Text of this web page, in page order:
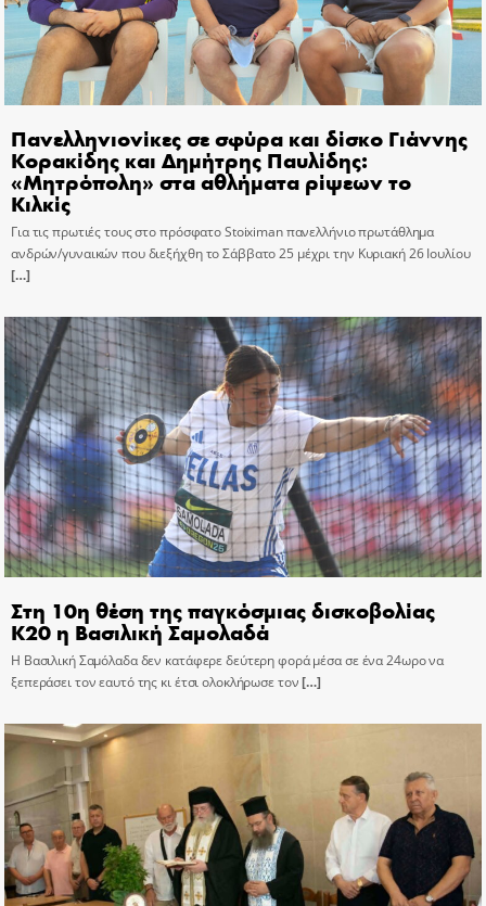
Πανελληνιονίκες σε σφύρα και δίσκο Γιάννης
Κορακίδης και Δημήτρης Παυλίδης:
«Μητρόπολη» στα αθλήματα ρίψεων το
Κιλκίς
Για τις πρωτιές τους στο πρόσφατο Stoiximan πανελλήνιο πρωτάθλημα
ανδρών/γυναικών που διεξήχθη το Σάββατο 25 μέχρι την Κυριακή 26 Ιουλίου
[…]
Στη 10η θέση της παγκόσμιας δισκοβολίας
Κ20 η Βασιλική Σαμολαδά
Η Βασιλική Σαμόλαδα δεν κατάφερε δεύτερη φορά μέσα σε ένα 24ωρο να
ξεπεράσει τον εαυτό της κι έτσι ολοκλήρωσε τον[…]